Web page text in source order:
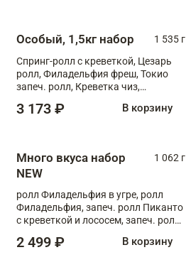
Особый, 1,5кг набор
1 535 г
Спринг-ролл с креветкой, Цезарь
ролл, Филадельфия фреш, Токио
запеч. ролл, Креветка чиз,
Флорида
3 173 ₽ В корзину
Много вкуса набор
NEW
1 062 г
ролл Филадельфия в угре, ролл
Филадельфия, запеч. ролл Пиканто
с креветкой и лососем, запеч. ролл
2 499 ₽ В корзину